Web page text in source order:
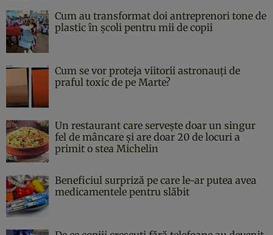
Cum au transformat doi antreprenori tone de
plastic în școli pentru mii de copii
Cum se vor proteja viitorii astronauți de
praful toxic de pe Marte?
Un restaurant care servește doar un singur
fel de mâncare și are doar 20 de locuri a
primit o stea Michelin
Beneficiul surpriză pe care le-ar putea avea
medicamentele pentru slăbit